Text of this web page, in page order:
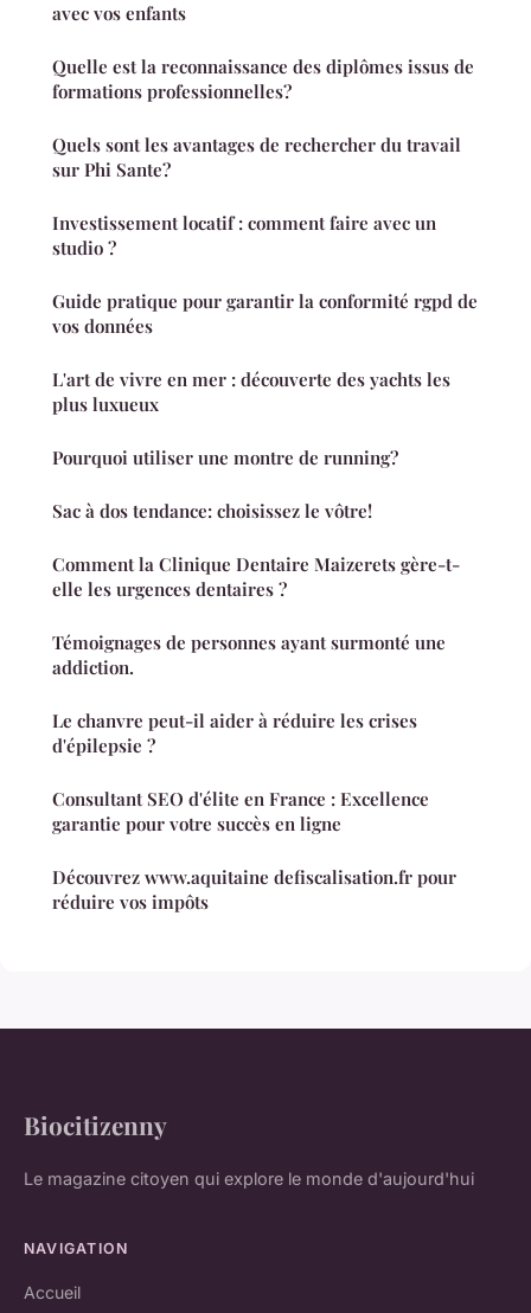
avec vos enfants
Quelle est la reconnaissance des diplômes issus de
formations professionnelles?
Quels sont les avantages de rechercher du travail
sur Phi Sante?
Investissement locatif : comment faire avec un
studio ?
Guide pratique pour garantir la conformité rgpd de
vos données
L'art de vivre en mer : découverte des yachts les
plus luxueux
Pourquoi utiliser une montre de running?
Sac à dos tendance: choisissez le vôtre!
Comment la Clinique Dentaire Maizerets gère-t-
elle les urgences dentaires ?
Témoignages de personnes ayant surmonté une
addiction.
Le chanvre peut-il aider à réduire les crises
d'épilepsie ?
Consultant SEO d'élite en France : Excellence
garantie pour votre succès en ligne
Découvrez www.aquitaine defiscalisation.fr pour
réduire vos impôts
Biocitizenny
Le magazine citoyen qui explore le monde d'aujourd'hui
NAVIGATION
Accueil